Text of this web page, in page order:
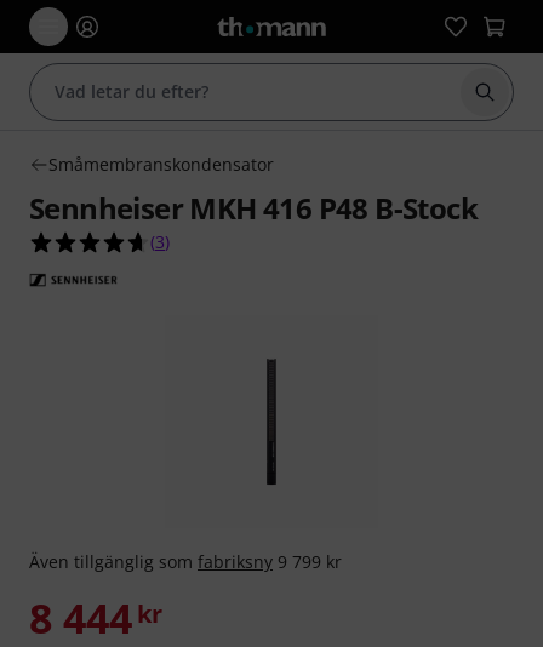
Börja
Småmembranskondensator
Sennheiser MKH 416 P48 B-Stock
4.7 av 5 stjärnor från 3 kundbetyg
(3)
Även tillgänglig som fabriksny 9 799 kr
8 444 kr